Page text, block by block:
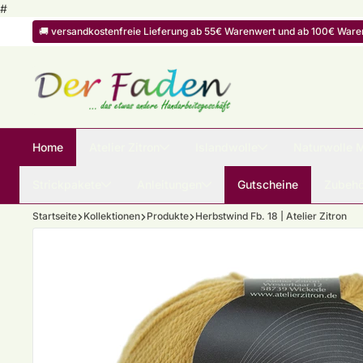
#Zum Inhalt springen
🚚 versandkostenfreie Lieferung ab 55€ Warenwert und ab 100€
Home
Gutscheine
Startseite Kollektionen Produkte Herbstwind Fb. 18 | Atelier Zitron